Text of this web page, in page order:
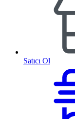
Satıcı Ol